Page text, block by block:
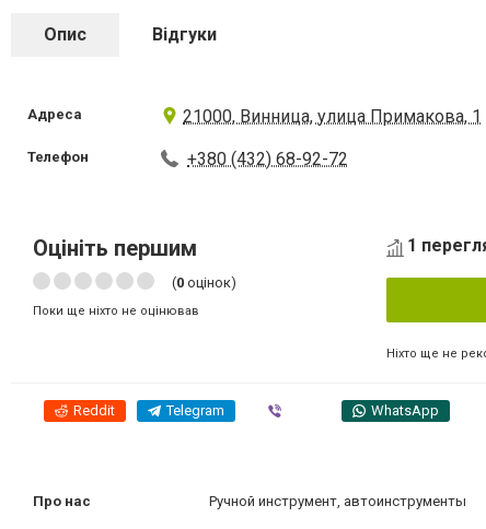
Опис Відгуки
Адреса 21000, Винница, улица Примакова, 1
Телефон +380 (432) 68-92-72
Оцініть першим
(0 оцінок)
Поки ще ніхто не оцінював
1
Ніхто ще не
Reddit Telegram WhatsApp
Про нас Ручной инструмент, автоинструменты